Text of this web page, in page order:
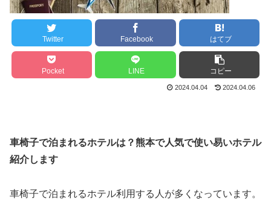
Twitter Facebook はてブ
Pocket LINE コピー
2024.04.04 2024.04.06
車椅子で泊まれるホテルは？熊本で人気で使い易いホテル
紹介します
車椅子で泊まれるホテル利用する人が多くなっています。